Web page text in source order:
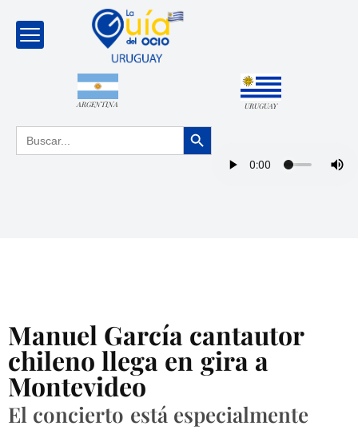
ARGENTINA URUGUAY
Buscar: Botón de búsqueda
Manuel García cantautor
chileno llega en gira a
Montevideo
El concierto está especialmente